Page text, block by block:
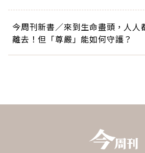
今周刊新書／來到生命盡頭，人人
離去！但「尊嚴」能如何守護？